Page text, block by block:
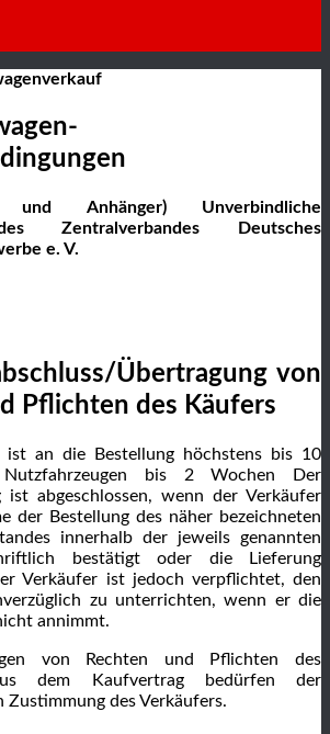
und Anhänger) Unverbindliche
Zentralverbandes Deutsches
e. V.
Übertragung von
Pflichten des Käufers
ist an die Bestellung höchstens bis 10
bis 2 Wochen Der
ist abgeschlossen, wenn der Verkäufer
der Bestellung des näher bezeichneten
innerhalb der jeweils genannten
bestätigt oder die Lieferung
Verkäufer ist jedoch verpflichtet, den
zu unterrichten, wenn er die
annimmt.
von Rechten und Pflichten des
dem Kaufvertrag bedürfen der
Zustimmung des Verkäufers.